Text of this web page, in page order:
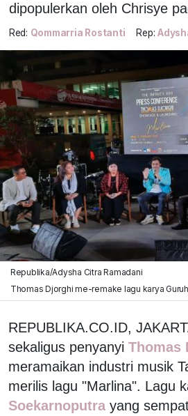
dipopulerkan oleh Chrisye
Red: Qommarria Rostanti Rep:
Republika/Adysha Citra Ramadani
Thomas Djorghi me-remake lagu karya
REPUBLIKA.CO.ID,
sekaligus penyanyi Thomas
meramaikan industri musik
merilis lagu "Marlina". Lagu
Soekarnoputra yang